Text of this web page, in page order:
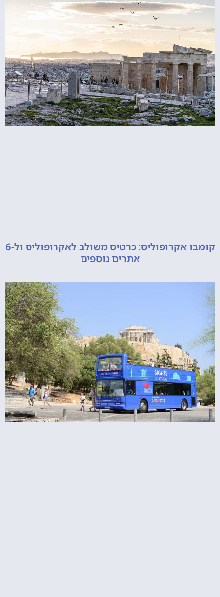
קומבו אקרופוליס: כרטיס משולב לאקרופוליס ול-6
אתרים נוספים